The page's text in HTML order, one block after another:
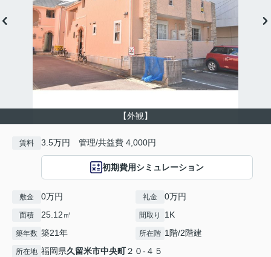
【外観】
賃料 3.5万円 管理/共益費 4,000円
初期費用シミュレーション
敷金 0万円 礼金 0万円
面積 25.12㎡ 間取り 1K
築年数 築21年 所在階 1階/2階建
所在地 福岡県久留米市中央町２０-４５